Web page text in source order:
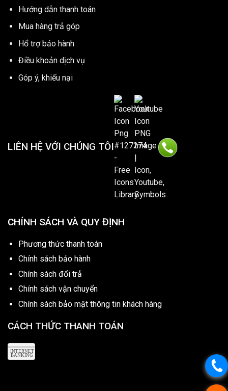
Hướng dẫn thanh toán
Mua hàng trả góp
Hổ trợ bảo hành
Điều khoản dịch vụ
Góp ý, khiếu nại
LIÊN HỆ VỚI CHÚNG TÔI
CHÍNH SÁCH VÀ QUY ĐỊNH
Phương thức thanh toán
Chính sách bảo hành
Chính sách đổi trả
Chính sách vận chuyển
Chính sách bảo mật thông tin khách hàng
CÁCH THỨC THANH TOÁN